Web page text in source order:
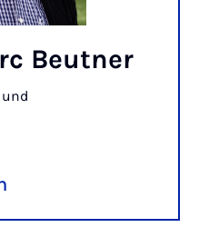
Beutner